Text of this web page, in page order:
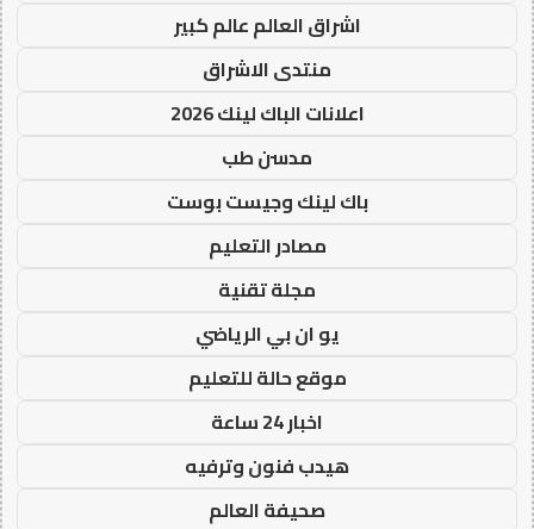
اشراق العالم عالم كبير
منتدى الاشراق
اعلانات الباك لينك 2026
مدسن طب
باك لينك وجيست بوست
مصادر التعليم
مجلة تقنية
يو ان بي الرياضي
موقع حالة للتعليم
اخبار 24 ساعة
هيدب فنون وترفيه
صحيفة العالم